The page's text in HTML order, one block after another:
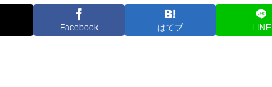
Facebook はてブ LINE